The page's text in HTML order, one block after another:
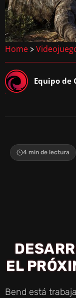
Home >
Equipo de
4 min de lectura
EL
Bend está